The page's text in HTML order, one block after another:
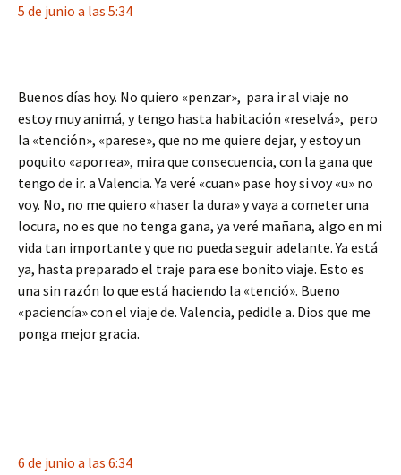
5 de junio a las 5:34
Buenos días hoy. No quiero «penzar», para ir al viaje no
estoy muy animá, y tengo hasta habitación «reselvá», pero
la «tención», «parese», que no me quiere dejar, y estoy un
poquito «aporrea», mira que consecuencia, con la gana que
tengo de ir. a Valencia. Ya veré «cuan» pase hoy si voy «u» no
voy. No, no me quiero «haser la dura» y vaya a cometer una
locura, no es que no tenga gana, ya veré mañana, algo en mi
vida tan importante y que no pueda seguir adelante. Ya está
ya, hasta preparado el traje para ese bonito viaje. Esto es
una sin razón lo que está haciendo la «tenció». Bueno
«paciencía» con el viaje de. Valencia, pedidle a. Dios que me
ponga mejor gracia.
6 de junio a las 6:34